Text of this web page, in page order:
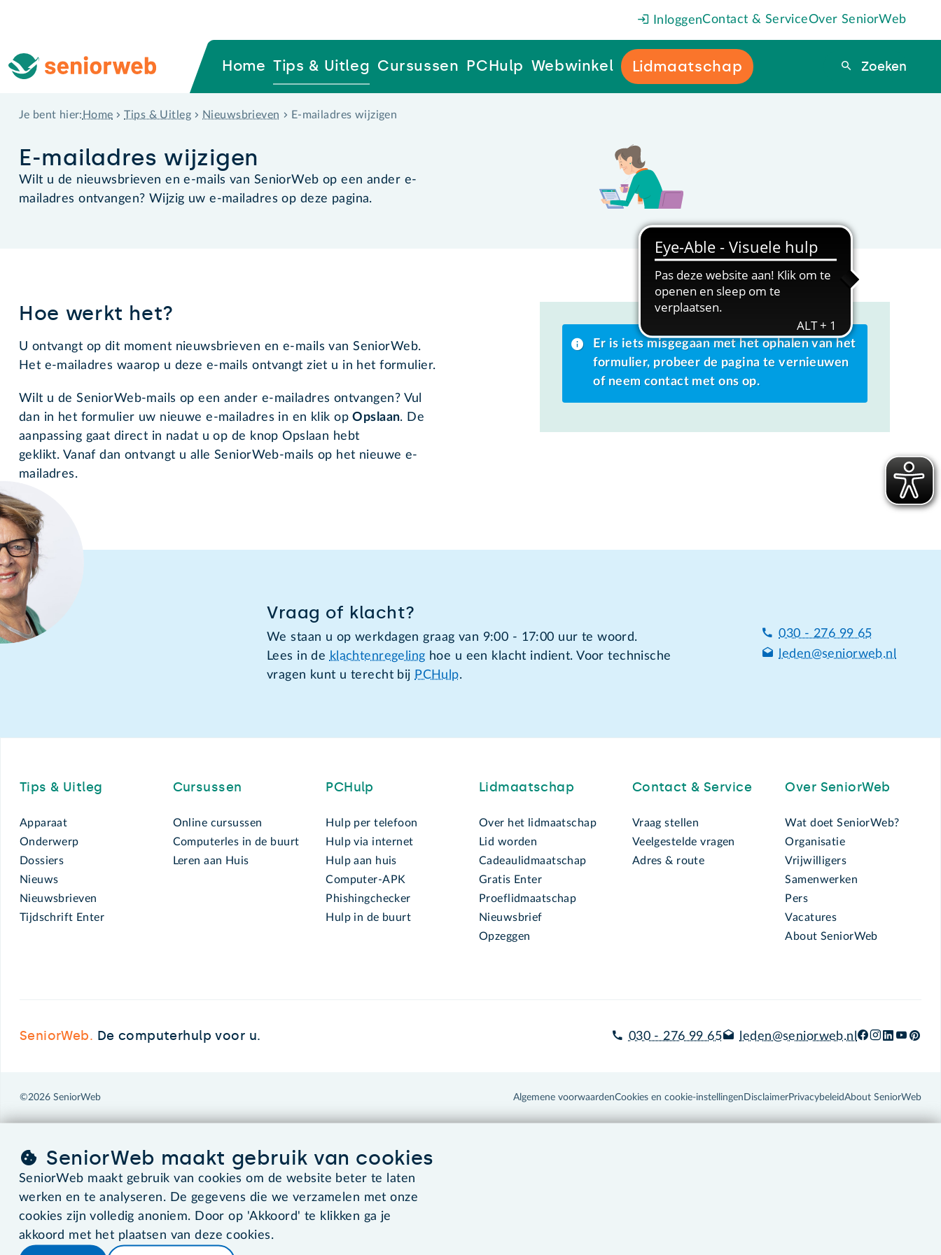
InloggenContact & ServiceOver SeniorWeb
Home Tips & Uitleg Cursussen PCHulp Webwinkel Lidmaatschap Zoeken
Zoeken
Je bent hier: Home Tips & Uitleg Nieuwsbrieven E-mailadres wijzigen
E-mailadres wijzigen
Wilt u de nieuwsbrieven en e-mails van SeniorWeb op een ander e-
mailadres ontvangen? Wijzig uw e-mailadres op deze pagina.
Hoe werkt het?
U ontvangt op dit moment nieuwsbrieven en e-mails van SeniorWeb.
Het e-mailadres waarop u deze e-mails ontvangt ziet u in het formulier.
Wilt u de SeniorWeb-mails op een ander e-mailadres ontvangen? Vul
dan in het formulier uw nieuwe e-mailadres in en klik opOpslaan. De
aanpassing gaat direct in nadat u op de knop Opslaan hebt
geklikt. Vanaf dan ontvangt u alle SeniorWeb-mails op het nieuwe e-
mailadres.
Er is iets misgegaan met het ophalen van het
formulier, probeer de pagina te vernieuwen
of neem contact met ons op.
Vraag of klacht?
We staan u op werkdagen graag van 9:00 - 17:00 uur te woord.
Lees in de klachtenregeling hoe u een klacht indient. Voor technische
vragen kunt u terecht bij PCHulp.
030 - 276 99 65
leden@seniorweb.nl
Tips & Uitleg
Apparaat
Onderwerp
Dossiers
Nieuws
Nieuwsbrieven
Tijdschrift Enter
Cursussen
Online cursussen
Computerles in de buurt
Leren aan Huis
PCHulp
Hulp per telefoon
Hulp via internet
Hulp aan huis
Computer-APK
Phishingchecker
Hulp in de buurt
Lidmaatschap
Over het lidmaatschap
Lid worden
Cadeaulidmaatschap
Gratis Enter
Proeflidmaatschap
Nieuwsbrief
Opzeggen
Contact & Service
Vraag stellen
Veelgestelde vragen
Adres & route
Over SeniorWeb
Wat doet SeniorWeb?
Organisatie
Vrijwilligers
Samenwerken
Pers
Vacatures
About SeniorWeb
SeniorWeb. De computerhulp voor u. 030 - 276 99 65 leden@seniorweb.nl
©2026 SeniorWeb Algemene voorwaardenCookies en cookie-instellingen DisclaimerPrivacybeleidAbout SeniorWeb
SeniorWeb maakt gebruik van cookies
SeniorWeb maakt gebruik van cookies om de website beter te laten
werken en te analyseren. De gegevens die we verzamelen met onze
cookies zijn volledig anoniem. Door op 'Akkoord' te klikken ga je
akkoord met het plaatsen van deze cookies.